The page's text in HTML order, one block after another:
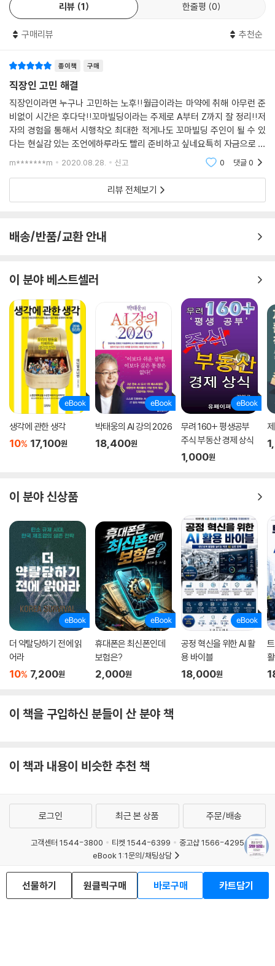
리뷰 1 한줄평 0
구매리뷰 추천순
종이책 구매
직장인 고민 해결
직장인이라면 누구나 고민하는 노후!!월급이라는 마약에 취해 아무런 준
비없이 시간은 후다닥!!꼬마빌딩이라는 주제로 A부터 Z까지 잘 정리!!저
자의 경험을 통해서 시행착오 최대한 적게나도 꼬마빌딩 주인이 될 수 있
다는 현실감 있는 조언에하루라도 빨리 준비하고 싶네요특히 자금으로 고
민이 많이 되는데 친한친구 및 지인과의동업을 통해 개발부터 Exit 엿볼수
m*******m 2020.08.28. 신고 0 댓글0
리뷰 전체보기
배송/반품/교환 안내
이 분야 베스트셀러
생각에 관한 생각
10% 17,100원
박태웅의 AI 강의 2026
18,400원
무려 160+ 평생공부
주식 부동산 경제 상식
1,000원
이 분야 신상품
더 약탈당하기 전에 읽
어라
10% 7,200원
휴대폰은 최신폰인데
보험은?
2,000원
공정 혁신을 위한 AI 활
용 바이블
18,000원
이 책을 구입하신 분들이 산 분야 책
이 책과 내용이 비슷한 추천 책
선물하기 원클릭구매 바로구매 카트담기
로그인 최근 본 상품 주문/배송
고객센터 1544-3800 티켓 1544-6399
중고샵 1566-4295
eBook 1:1문의/채팅상담
예스이십사(주) 사업자 정보
이용약관
개인정보처리방침
청소년보호정책